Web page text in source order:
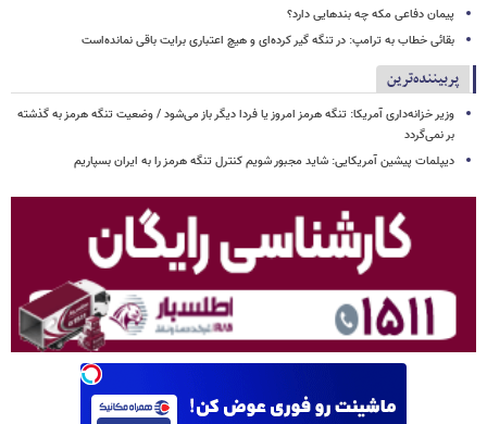
پیمان دفاعی مکه چه بندهایی دارد؟
بقائی خطاب به ترامپ: در تنگه گیر کرده‌ای و هیچ اعتباری برایت باقی نمانده‌است
پربیننده‌ترین
وزیر خزانه‌داری آمریکا: تنگه هرمز امروز یا فردا دیگر باز می‌شود / وضعیت تنگه هرمز به گذشته
بر نمی‌گردد
دیپلمات پیشین آمریکایی: شاید مجبور شویم کنترل تنگه هرمز را به ایران بسپاریم